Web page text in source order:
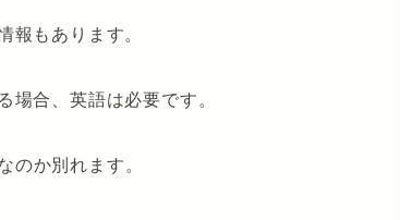
報もあります。
場合、英語は必要です。
のか別れます。